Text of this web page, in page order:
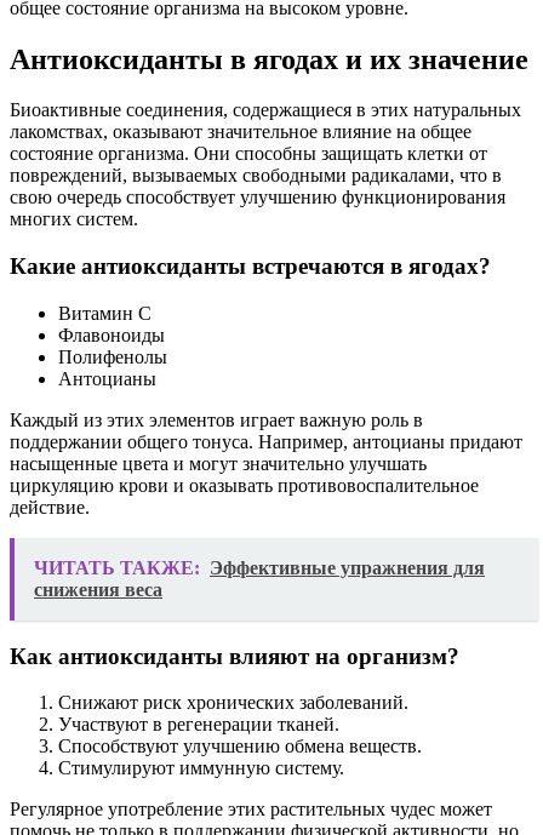
общее состояние организма на высоком уровне.
Антиоксиданты в ягодах и их значение
Биоактивные соединения, содержащиеся в этих натуральных
лакомствах, оказывают значительное влияние на общее
состояние организма. Они способны защищать клетки от
повреждений, вызываемых свободными радикалами, что в
свою очередь способствует улучшению функционирования
многих систем.
Какие антиоксиданты встречаются в ягодах?
Витамин C
Флавоноиды
Полифенолы
Антоцианы
Каждый из этих элементов играет важную роль в
поддержании общего тонуса. Например, антоцианы придают
насыщенные цвета и могут значительно улучшать
циркуляцию крови и оказывать противовоспалительное
действие.
ЧИТАТЬ ТАКЖЕ: Эффективные упражнения для
снижения веса
Как антиоксиданты влияют на организм?
Снижают риск хронических заболеваний.
Участвуют в регенерации тканей.
Способствуют улучшению обмена веществ.
Стимулируют иммунную систему.
Регулярное употребление этих растительных чудес может